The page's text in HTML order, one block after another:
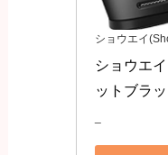
ショウエイ
ショウエ
ットブラ